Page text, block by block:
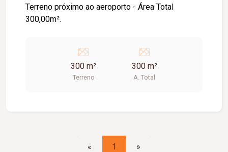
Terreno próximo ao aeroporto - Área Total
300,00m².
300 m²
Terreno
300 m²
A. Total
« 1 »